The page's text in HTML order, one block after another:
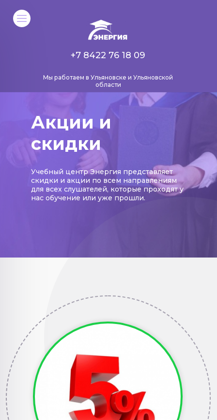
Мы работаем в Ульяновске и Ульяновской
области
+7 8422 76 18 09
Акции и
скидки
Учебный центр Энергия представляет
скидки и акции по всем направлениям
для всех слушателей, которые проходят у
нас обучение или уже прошли.